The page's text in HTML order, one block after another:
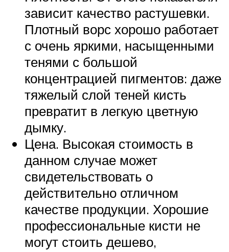
зависит качество растушевки.
Плотный ворс хорошо работает
с очень яркими, насыщенными
тенями с большой
концентрацией пигментов: даже
тяжелый слой теней кисть
превратит в легкую цветную
дымку.
Цена. Высокая стоимость в
данном случае может
свидетельствовать о
действительно отличном
качестве продукции. Хорошие
профессиональные кисти не
могут стоить дешево,